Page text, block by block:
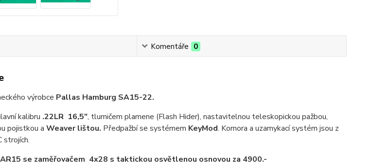
Komentáře 0
výrobce Pallas Hamburg SA15-22.
kalibru .22LR 16,5", tlumičem plamene (Flash Hider), nastavitelnou teleskopickou pažbou,
pojistkou a Weaver lištou. Předpažbí se systémem KeyMod. Komora a uzamykací systém jsou z
strojích.
se zaměřovačem 4x28 s taktickou osvětlenou osnovou za 4900.-